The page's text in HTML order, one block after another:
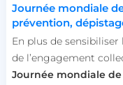
Journée mondiale
prévention,
En plus de
de l’engagement
Journée mondiale